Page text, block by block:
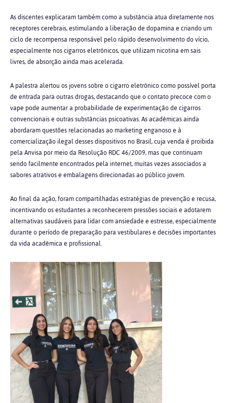
As discentes explicaram também como a substância atua diretamente nos
receptores cerebrais, estimulando a liberação de dopamina e criando um
ciclo de recompensa responsável pelo rápido desenvolvimento do vício,
especialmente nos cigarros eletrônicos, que utilizam nicotina em sais
livres, de absorção ainda mais acelerada.
A palestra alertou os jovens sobre o cigarro eletrônico como possível porta
de entrada para outras drogas, destacando que o contato precoce com o
vape pode aumentar a probabilidade de experimentação de cigarros
convencionais e outras substâncias psicoativas. As acadêmicas ainda
abordaram questões relacionadas ao marketing enganoso e à
comercialização ilegal desses dispositivos no Brasil, cuja venda é proibida
pela Anvisa por meio da Resolução RDC 46/2009, mas que continuam
sendo facilmente encontrados pela internet, muitas vezes associados a
sabores atrativos e embalagens direcionadas ao público jovem.
Ao final da ação, foram compartilhadas estratégias de prevenção e recusa,
incentivando os estudantes a reconhecerem pressões sociais e adotarem
alternativas saudáveis para lidar com ansiedade e estresse, especialmente
durante o período de preparação para vestibulares e decisões importantes
da vida acadêmica e profissional.